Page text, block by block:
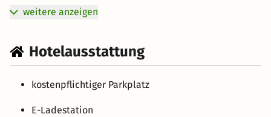
weitere anzeigen
Hotelausstattung
kostenpflichtiger Parkplatz
E-Ladestation